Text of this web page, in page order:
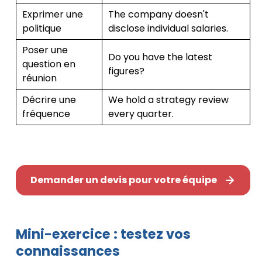
Exprimer une
politique
The company doesn't
disclose individual salaries.
Poser une
question en
réunion
Do you have the latest
figures?
Décrire une
fréquence
We hold a strategy review
every quarter.
Demander un devis pour votre équipe
Mini-exercice : testez vos
connaissances